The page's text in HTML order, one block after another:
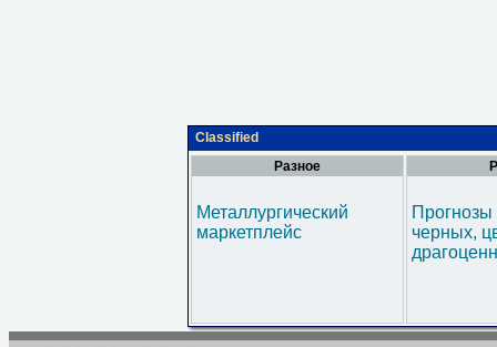
Classified
Разное
Металлургический
маркетплейс
черных,